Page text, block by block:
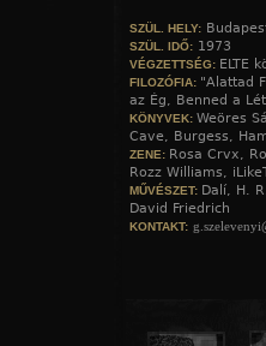
SZÜL. HELY:
SZÜL. IDŐ: 1973
VÉGZETTSÉG: ELTE
FILOZÓFIA: "Alattad
az Ég, Benned a
KÖNYVEK: Weöres
Cave, Burgess,
ZENE: Rosa Crvx,
Rozz Williams,
MŰVÉSZET: Dalí, H.
David Friedrich
KONTAKT: